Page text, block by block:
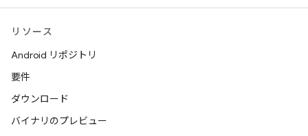
リソース
Android リポジトリ
要件
ダウンロード
バイナリのプレビュー